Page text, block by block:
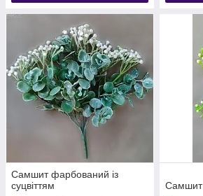
Самшит фарбований із
суцвіттям
Самшит